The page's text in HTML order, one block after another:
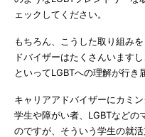
ェックしてください。
もちろん、こうした取り組み
ドバイザーはたくさんいます
といってLGBTへの理解が行き
キャリアアドバイザーにカミ
学生や障がい者、LGBTなどの
のですが、そういう学生の就